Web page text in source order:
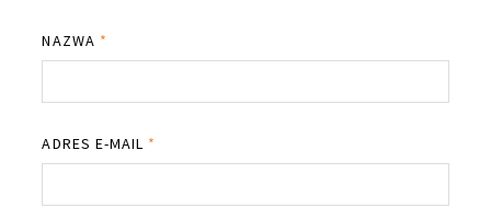
NAZWA *
ADRES E-MAIL *